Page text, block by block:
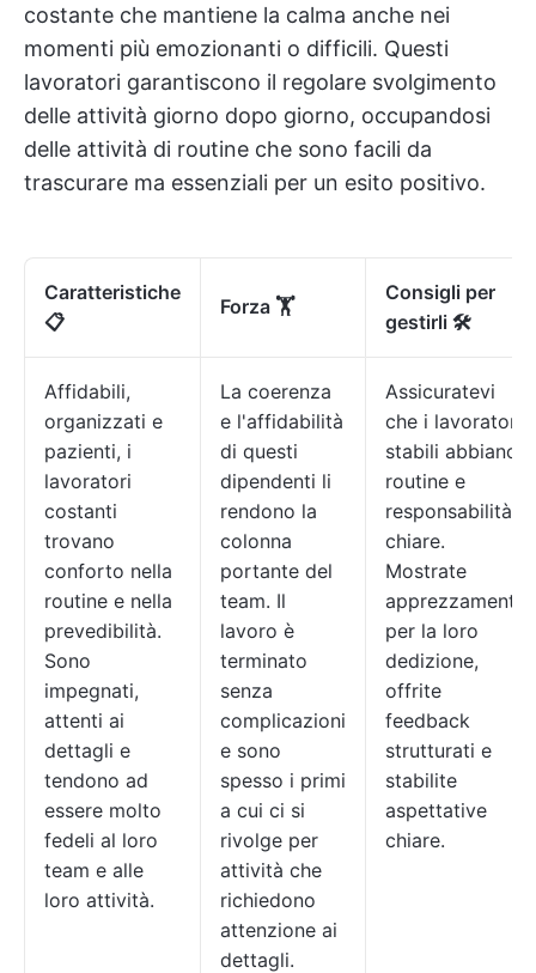
costante che mantiene la calma anche nei
momenti più emozionanti o difficili. Questi
lavoratori garantiscono il regolare svolgimento
delle attività giorno dopo giorno, occupandosi
delle attività di routine che sono facili da
trascurare ma essenziali per un esito positivo.
Caratteristiche
📋
Forza 🏋
Consigli per
gestirli 🛠️
Affidabili,
organizzati e
pazienti, i
lavoratori
costanti
trovano
conforto nella
routine e nella
prevedibilità.
Sono
impegnati,
attenti ai
dettagli e
tendono ad
essere molto
fedeli al loro
team e alle
loro attività.
La coerenza
e l'affidabilità
di questi
dipendenti li
rendono la
colonna
portante del
team. Il
lavoro è
terminato
senza
complicazioni
e sono
spesso i primi
a cui ci si
rivolge per
attività che
richiedono
attenzione ai
dettagli.
Assicuratevi
che i lavoratori
stabili abbiano
routine e
responsabilità
chiare.
Mostrate
apprezzamento
per la loro
dedizione,
offrite
feedback
strutturati e
stabilite
aspettative
chiare.